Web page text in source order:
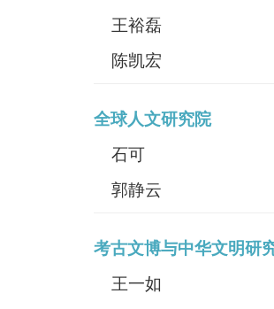
王裕磊
陈凯宏
全球人文研究院
石可
郭静云
考古文博与中华文明研
王一如